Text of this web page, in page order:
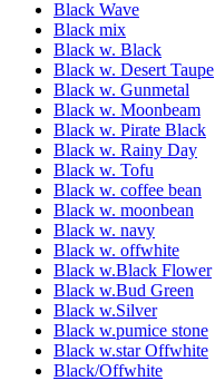
Black Wave
Black mix
Black w. Black
Black w. Desert Taupe
Black w. Gunmetal
Black w. Moonbeam
Black w. Pirate Black
Black w. Rainy Day
Black w. Tofu
Black w. coffee bean
Black w. moonbean
Black w. navy
Black w. offwhite
Black w.Black Flower
Black w.Bud Green
Black w.Silver
Black w.pumice stone
Black w.star Offwhite
Black/Offwhite